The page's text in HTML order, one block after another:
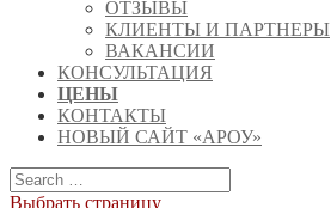
ОТЗЫВЫ
КЛИЕНТЫ И ПАРТНЕРЫ
ВАКАНСИИ
КОНСУЛЬТАЦИЯ
ЦЕНЫ
КОНТАКТЫ
НОВЫЙ САЙТ «АРОУ»
Выбрать страницу